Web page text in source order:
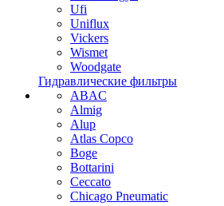
Ufi
Uniflux
Vickers
Wismet
Woodgate
Гидравлические фильтры
ABAC
Almig
Alup
Atlas Copco
Boge
Bottarini
Ceccato
Chicago Pneumatic